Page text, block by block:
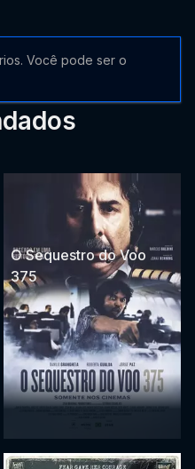
Você pode ser o
O Sequestro do Voo
375